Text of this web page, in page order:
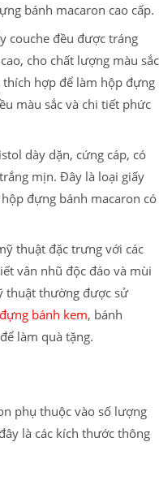
bánh macaron cao cấp.
couche đều được tráng
cho chất lượng màu sắc
hợp để làm hộp đựng
màu sắc và chi tiết phức
dày dặn, cứng cáp, có
mịn. Đây là loại giấy
đựng bánh macaron có
thuật đặc trưng với các
vân nhũ độc đáo và mùi
thuật thường được sử
bánh kem, bánh
làm quà tặng.
phụ thuộc vào số lượng
là các kích thước thông